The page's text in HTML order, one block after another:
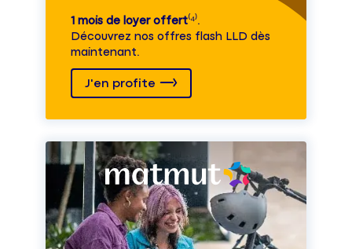
1 mois de loyer offert⁽⁴⁾.
Découvrez nos offres flash LLD dès
maintenant.
J'en profite